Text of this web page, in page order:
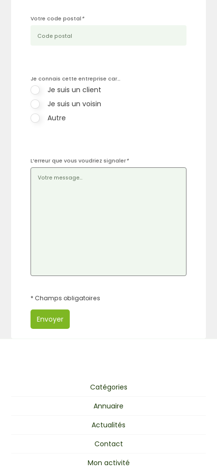
Votre code postal *
Je connais cette entreprise car…
Je suis un client
Je suis un voisin
Autre
L’erreur que vous voudriez signaler*
* Champs obligatoires
Envoyer
Catégories
Annuaire
Actualités
Contact
Mon activité